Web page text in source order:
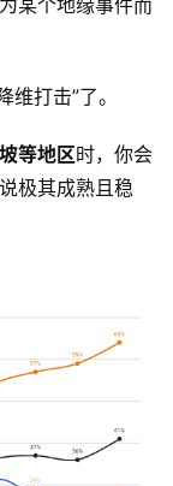
打击”了。
等地区时，你会
极其成熟且稳